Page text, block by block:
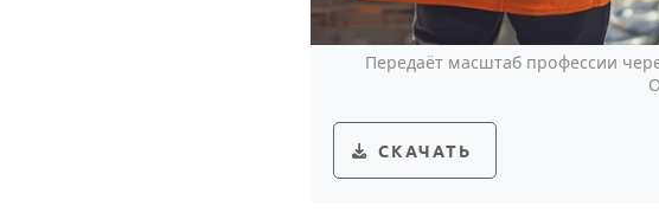
Передаёт масштаб профессии
СКАЧАТЬ